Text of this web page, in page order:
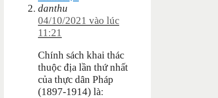
danthu
04/10/2021 vào lúc
11:21
Chính sách khai thác
thuộc địa lần thứ nhất
của thực dân Pháp
(1897-1914) là: